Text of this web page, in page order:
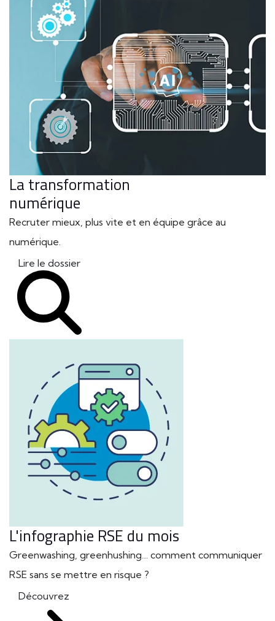
La transformation
numérique
Recruter mieux, plus vite et en équipe grâce au
numérique.
Lire le dossier
L'infographie RSE du mois
Greenwashing, greenhushing… comment communiquer
RSE sans se mettre en risque ?
Découvrez